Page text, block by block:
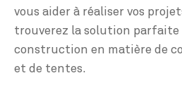
vous aider à réaliser vos
trouverez la solution parfaite
construction en matière de
et de tentes.